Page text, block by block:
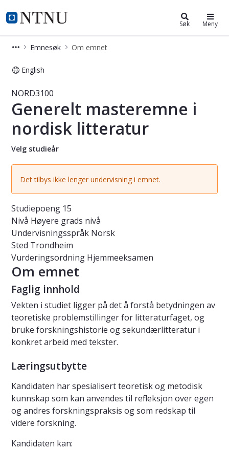
NTNU Hjemmeside
Studier Søk Meny
Emnesøk Om emnet
English
Emne - Generelt masteremne i
NORD3100
Generelt masteremne i
nordisk litteratur
Velg studieår
Det tilbys ikke lenger undervisning i emnet.
Studiepoeng 15
Nivå Høyere grads nivå
Undervisningsspråk Norsk
Sted Trondheim
Vurderingsordning Hjemmeeksamen
Om emnet
Faglig innhold
Vekten i studiet ligger på det å forstå betydningen av
teoretiske problemstillinger for litteraturfaget, og
bruke forskningshistorie og sekundærlitteratur i
konkret arbeid med tekster.
Læringsutbytte
Kandidaten har spesialisert teoretisk og metodisk
kunnskap som kan anvendes til refleksjon over egen
og andres forskningspraksis og som redskap til
videre forskning.
Kandidaten kan: